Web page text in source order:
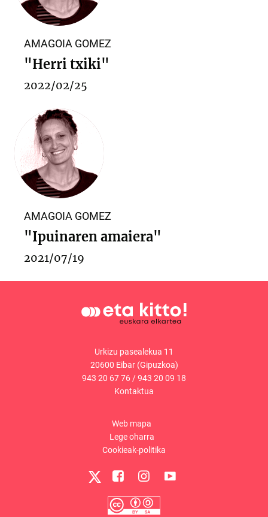
AMAGOIA GOMEZ
"Herri txiki"
2022/02/25
AMAGOIA GOMEZ
"Ipuinaren amaiera"
2021/07/19
Urkizu pasealekua 11
20600 Eibar (Gipuzkoa)
943 20 67 76 /943 20 09 18
Kontaktua
Web mapa
Lege oharra
Cookieak-politika